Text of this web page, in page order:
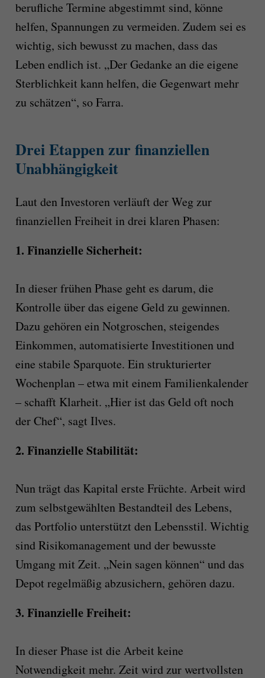
berufliche Termine abgestimmt sind, könne
helfen, Spannungen zu vermeiden. Zudem sei es
wichtig, sich bewusst zu machen, dass das
Leben endlich ist. „Der Gedanke an die eigene
Sterblichkeit kann helfen, die Gegenwart mehr
zu schätzen“, so Farra.
Drei Etappen zur finanziellen
Unabhängigkeit
Laut den Investoren verläuft der Weg zur
finanziellen Freiheit in drei klaren Phasen:
1. Finanzielle Sicherheit:
In dieser frühen Phase geht es darum, die
Kontrolle über das eigene Geld zu gewinnen.
Dazu gehören ein Notgroschen, steigendes
Einkommen, automatisierte Investitionen und
eine stabile Sparquote. Ein strukturierter
Wochenplan – etwa mit einem Familienkalender
– schafft Klarheit. „Hier ist das Geld oft noch
der Chef“, sagt Ilves.
2. Finanzielle Stabilität:
Nun trägt das Kapital erste Früchte. Arbeit wird
zum selbstgewählten Bestandteil des Lebens,
das Portfolio unterstützt den Lebensstil. Wichtig
sind Risikomanagement und der bewusste
Umgang mit Zeit. „Nein sagen können“ und das
Depot regelmäßig abzusichern, gehören dazu.
3. Finanzielle Freiheit:
In dieser Phase ist die Arbeit keine
Notwendigkeit mehr. Zeit wird zur wertvollsten